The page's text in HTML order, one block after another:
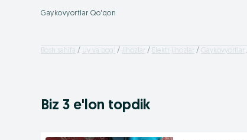
Gaykovyortlar Qo'qon
Bosh sahifa Uy va bog' Jihozlar Elektr jihozlar Gaykovyortlar
Biz 3 e'lon topdik